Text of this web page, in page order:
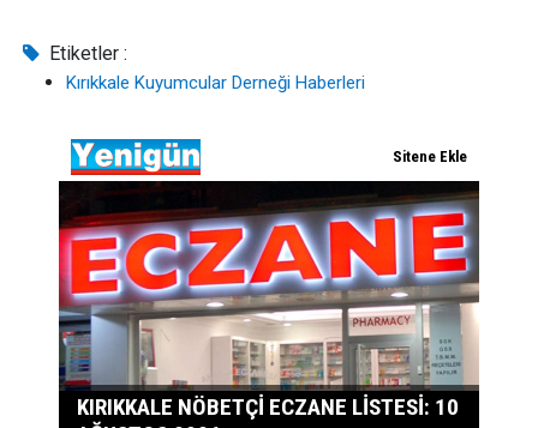
Etiketler :
Kırıkkale Kuyumcular Derneği Haberleri